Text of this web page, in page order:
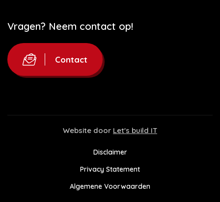
Vragen? Neem contact op!
Contact
Website door Let's build IT
Disclaimer
Privacy Statement
Algemene Voorwaarden